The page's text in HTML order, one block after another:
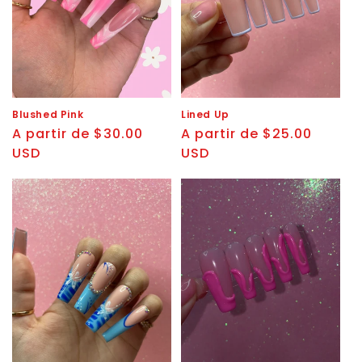
Blushed Pink
Precio
habitual
A partir de $30.00
USD
Lined Up
Precio
habitual
A partir de $25.00
USD